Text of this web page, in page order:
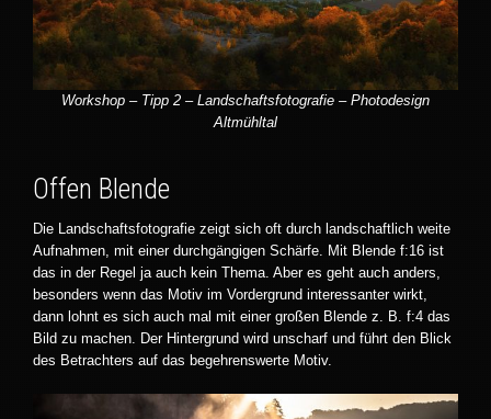
Workshop – Tipp 2 – Landschaftsfotografie – Photodesign
Altmühltal
Offen Blende
Die Landschaftsfotografie zeigt sich oft durch landschaftlich weite
Aufnahmen, mit einer durchgängigen Schärfe. Mit Blende f:16 ist
das in der Regel ja auch kein Thema. Aber es geht auch anders,
besonders wenn das Motiv im Vordergrund interessanter wirkt,
dann lohnt es sich auch mal mit einer großen Blende z. B. f:4 das
Bild zu machen. Der Hintergrund wird unscharf und führt den Blick
des Betrachters auf das begehrenswerte Motiv.